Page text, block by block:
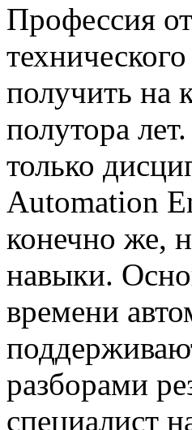
Профессия
получить на
полутора
только
Automation
конечно же,
навыки.
времени
разборами
специалист